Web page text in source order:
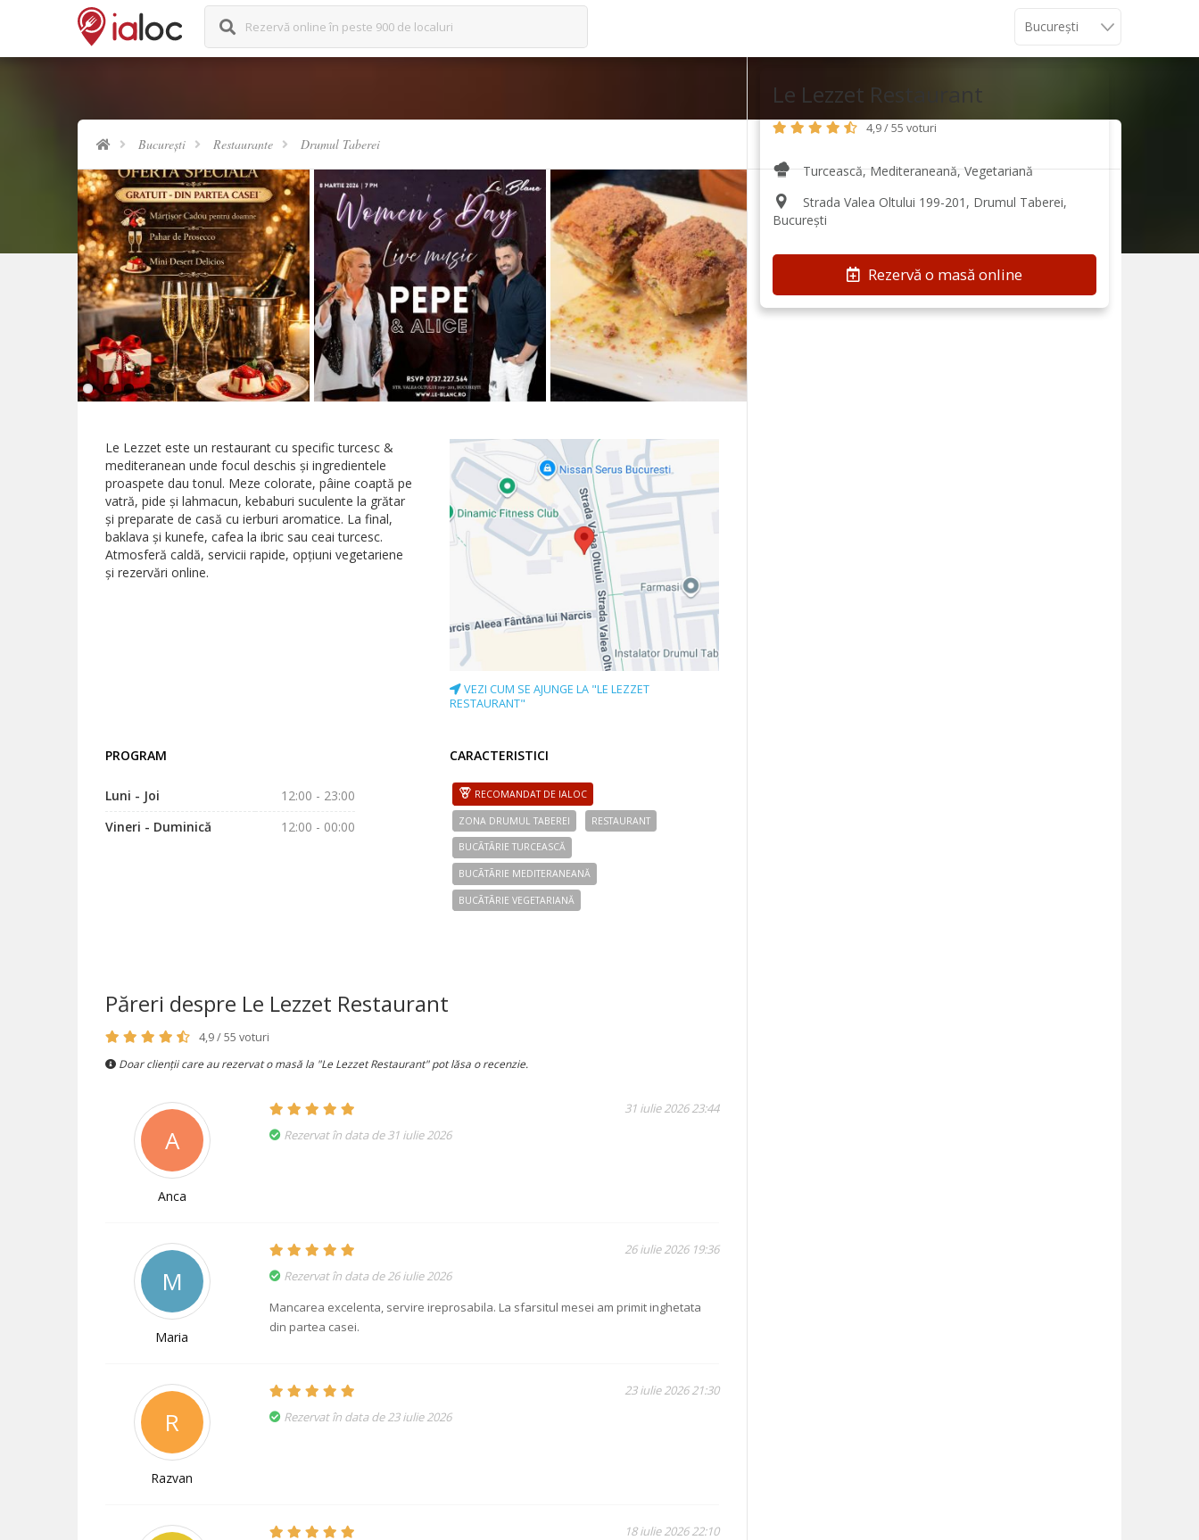
Rezervă online în peste 900 de localuri
București Restaurante Drumul Taberei
Le Lezzet Restaurant
4,9 / 55 voturi
Turcească, Mediteraneană, Vegetariană
Strada Valea Oltului 199-201, Drumul Taberei,
București
Rezervă o masă online
Le Lezzet este un restaurant cu specific turcesc &
mediteranean unde focul deschis și ingredientele
proaspete dau tonul. Meze colorate, pâine coaptă pe
vatră, pide și lahmacun, kebaburi suculente la grătar
și preparate de casă cu ierburi aromatice. La final,
baklava și kunefe, cafea la ibric sau ceai turcesc.
Atmosferă caldă, servicii rapide, opțiuni vegetariene
și rezervări online.
VEZI CUM SE AJUNGE LA "LE LEZZET
RESTAURANT"
PROGRAM
Luni - Joi
12:00 - 23:00
Vineri - Duminică
12:00 - 00:00
CARACTERISTICI
RECOMANDAT DE IALOC
ZONA DRUMUL TABEREI RESTAURANT
BUCÃTÃRIE TURCEASCĂ
BUCÃTÃRIE MEDITERANEANĂ
BUCÃTÃRIE VEGETARIANĂ
Păreri despre Le Lezzet Restaurant
4,9 / 55 voturi
Doar clienții care au rezervat o masă la "Le Lezzet Restaurant" pot lăsa o recenzie.
A
Anca
31 iulie 2026 23:44
Rezervat în data de 31 iulie 2026
M
Maria
26 iulie 2026 19:36
Rezervat în data de 26 iulie 2026
Mancarea excelenta, servire ireprosabila. La sfarsitul mesei am primit inghetata
din partea casei.
R
Razvan
23 iulie 2026 21:30
Rezervat în data de 23 iulie 2026
18 iulie 2026 22:10